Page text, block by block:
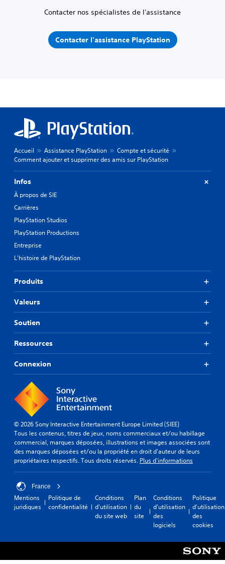
Contacter nos spécialistes de l'assistance
Contacter l'assistance PlayStation
Accueil Assistance PlayStation
Compte et sécurité
Comment ajouter et supprimer des amis sur PlayStation
Infos
À propos de SIE
Carrières
PlayStation Studios
PlayStation Productions
Entreprise
L'histoire de PlayStation
Produits
Valeurs
Soutien
Ressources
Connexion
© 2026 Sony Interactive Entertainment Europe Limited (SIEE)
Tous les contenus, titres de jeux, noms commerciaux et/ou habillage
commercial, marques déposées, illustrations et images associées sont
des marques déposées et/ou la propriété en droit d'auteur de leurs
propriétaires respectifs. Tous droits réservés. Plus d'informations
France
Mentions
juridiques
Politique de
confidentialité
Conditions
d'utilisation
du site web
Plan
du
site
Conditions
d'utilisation
des
logiciels
Politique
d'utilisation
des
cookies